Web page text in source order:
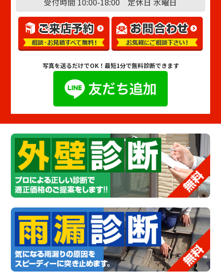
受付時間 10:00-18:00 定休日 水曜日
写真を送るだけでOK！ 最短1分で無料診断できます